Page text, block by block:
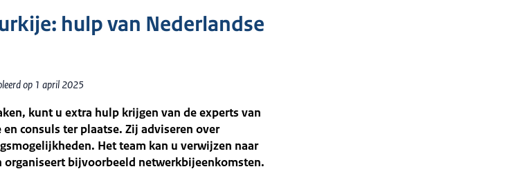
hulp van Nederlandse
op 1 april 2025
kunt u extra hulp krijgen van de experts van
consuls ter plaatse. Zij adviseren over
Het team kan u verwijzen naar
organiseert bijvoorbeeld netwerkbijeenkomsten.